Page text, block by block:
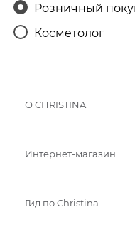
Розничный
Косметолог
О CHRISTINA
Интернет-магазин
Гид по Christina